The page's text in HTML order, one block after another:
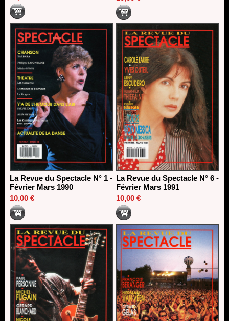
La Revue du Spectacle N° 1 -
Février Mars 1990
10,00 €
La Revue du Spectacle N° 6 -
Février Mars 1991
10,00 €